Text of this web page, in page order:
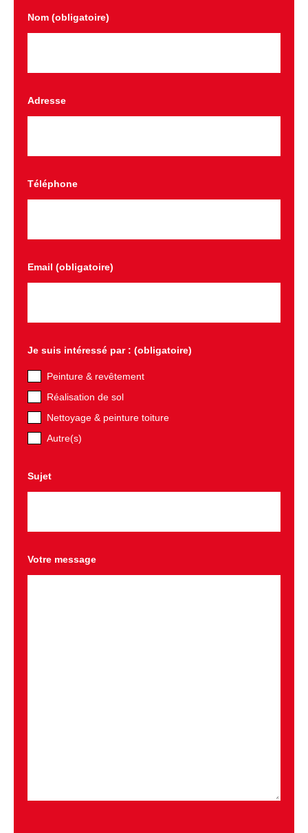
Nom (obligatoire)
Adresse
Téléphone
Email (obligatoire)
Je suis intéressé par : (obligatoire)
Peinture & revêtement
Réalisation de sol
Nettoyage & peinture toiture
Autre(s)
Sujet
Votre message